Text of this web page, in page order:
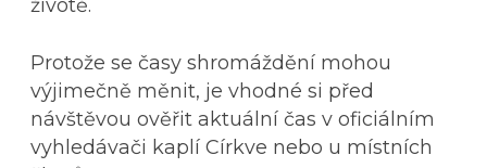
životě.
Protože se časy shromáždění mohou
výjimečně měnit, je vhodné si před
návštěvou ověřit aktuální čas v oficiálním
vyhledávači kaplí Církve nebo u místních